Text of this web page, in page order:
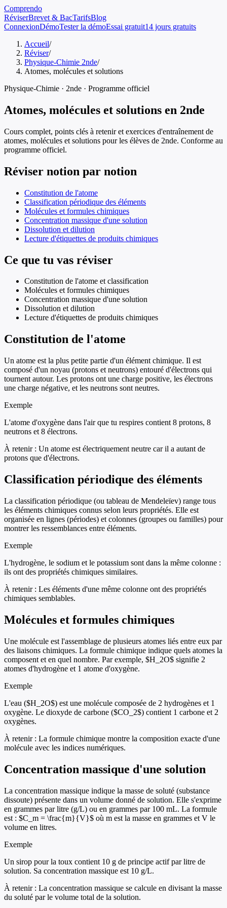
Comprendo
RéviserBrevet & BacTarifsBlog
ConnexionDémoTester la démoEssai gratuit14 jours gratuits
Accueil/
Réviser/
Physique-Chimie 2nde/
Atomes, molécules et solutions
Physique-Chimie · 2nde · Programme officiel
Atomes, molécules et solutions en 2nde
Cours complet, points clés à retenir et exercices d'entraînement de
atomes, molécules et solutions pour les élèves de 2nde. Conforme au
programme officiel.
Réviser notion par notion
Constitution de l'atome
Classification périodique des éléments
Molécules et formules chimiques
Concentration massique d'une solution
Dissolution et dilution
Lecture d'étiquettes de produits chimiques
Ce que tu vas réviser
Constitution de l'atome et classification
Molécules et formules chimiques
Concentration massique d'une solution
Dissolution et dilution
Lecture d'étiquettes de produits chimiques
Constitution de l'atome
Un atome est la plus petite partie d'un élément chimique. Il est
composé d'un noyau (protons et neutrons) entouré d'électrons qui
tournent autour. Les protons ont une charge positive, les électrons
une charge négative, et les neutrons sont neutres.
Exemple
L'atome d'oxygène dans l'air que tu respires contient 8 protons, 8
neutrons et 8 électrons.
À retenir : Un atome est électriquement neutre car il a autant de
protons que d'électrons.
Classification périodique des éléments
La classification périodique (ou tableau de Mendeleïev) range tous
les éléments chimiques connus selon leurs propriétés. Elle est
organisée en lignes (périodes) et colonnes (groupes ou familles) pour
montrer les ressemblances entre éléments.
Exemple
L'hydrogène, le sodium et le potassium sont dans la même colonne :
ils ont des propriétés chimiques similaires.
À retenir : Les éléments d'une même colonne ont des propriétés
chimiques semblables.
Molécules et formules chimiques
Une molécule est l'assemblage de plusieurs atomes liés entre eux par
des liaisons chimiques. La formule chimique indique quels atomes la
composent et en quel nombre. Par exemple, $H_2O$ signifie 2
atomes d'hydrogène et 1 atome d'oxygène.
Exemple
L'eau ($H_2O$) est une molécule composée de 2 hydrogènes et 1
oxygène. Le dioxyde de carbone ($CO_2$) contient 1 carbone et 2
oxygènes.
À retenir : La formule chimique montre la composition exacte d'une
molécule avec les indices numériques.
Concentration massique d'une solution
La concentration massique indique la masse de soluté (substance
dissoute) présente dans un volume donné de solution. Elle s'exprime
en grammes par litre (g/L) ou en grammes par 100 mL. La formule
est : $C_m = \frac{m}{V}$ où m est la masse en grammes et V le
volume en litres.
Exemple
Un sirop pour la toux contient 10 g de principe actif par litre de
solution. Sa concentration massique est 10 g/L.
À retenir : La concentration massique se calcule en divisant la masse
du soluté par le volume total de la solution.